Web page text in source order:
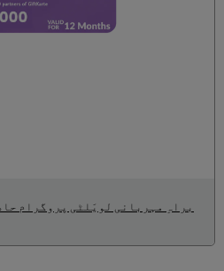
براہِ مہربانی لویَلٹی پروگرام